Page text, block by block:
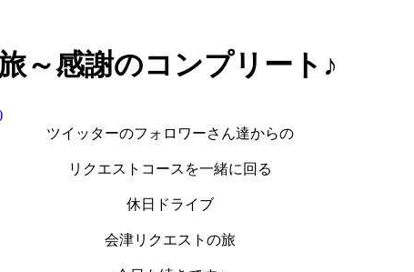
～感謝のコンプリート♪
ツイッターのフォロワーさん達からの
リクエストコースを一緒に回る
休日ドライブ
会津リクエストの旅